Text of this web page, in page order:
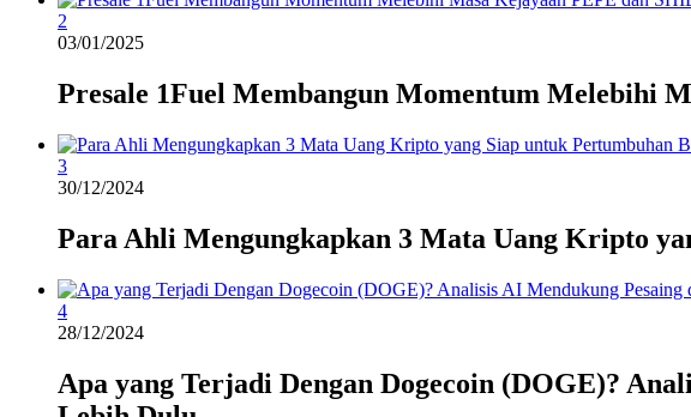
2
03/01/2025
Presale 1Fuel Membangun Momentum Melebihi
3
30/12/2024
Para Ahli Mengungkapkan 3 Mata Uang Kripto
4
28/12/2024
Apa yang Terjadi Dengan Dogecoin (DOGE)?